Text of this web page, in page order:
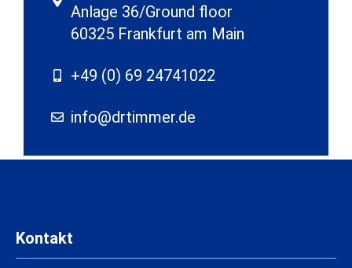
Anlage 36/Ground floor
60325 Frankfurt am Main
+49 (0) 69 24741022
info@drtimmer.de
Kontakt